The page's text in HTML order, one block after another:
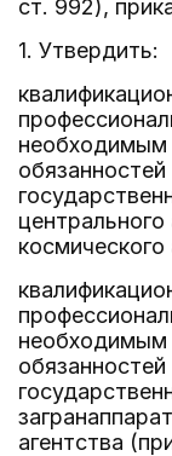
ст. 992),
1. Утвердить:
необходимым
необходимым
агентства